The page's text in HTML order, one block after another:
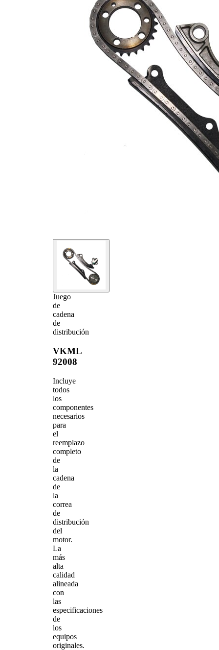
Juego
de
cadena
de
distribución
VKML
92008
Incluye
todos
los
componentes
necesarios
para
el
reemplazo
completo
de
la
cadena
de
la
correa
de
distribución
del
motor.
La
más
alta
calidad
alineada
con
las
especificaciones
de
los
equipos
originales.
Propiedad
Valor
Dimensión
cadena de
distribución
9,525
82
Símplex